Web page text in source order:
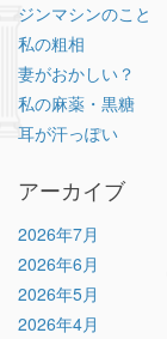
ジンマシンのこと
私の粗相
妻がおかしい？
私の麻薬・黒糖
耳が汗っぽい
アーカイブ
2026年7月
2026年6月
2026年5月
2026年4月